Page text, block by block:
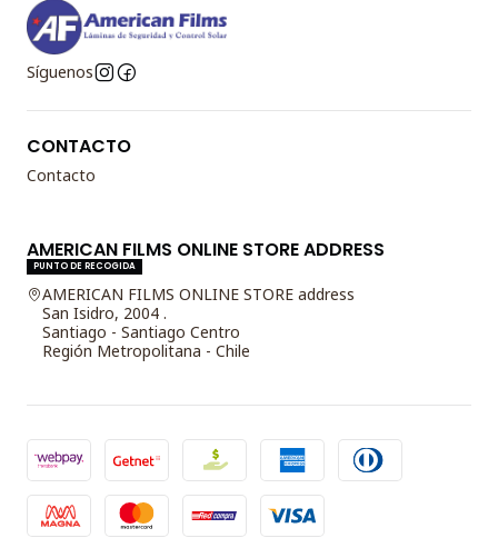
Síguenos
CONTACTO
Contacto
AMERICAN FILMS ONLINE STORE ADDRESS
PUNTO DE RECOGIDA
AMERICAN FILMS ONLINE STORE address
San Isidro, 2004 .
Santiago - Santiago Centro
Región Metropolitana - Chile